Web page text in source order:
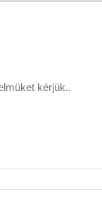
kérjük..